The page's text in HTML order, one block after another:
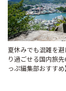
夏休みでも混雑を
り過ごせる国内旅
っぷ編集部おすすめ